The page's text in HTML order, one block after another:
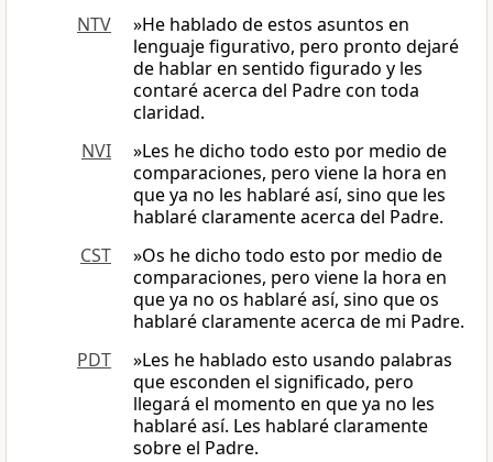
NTV
»He hablado de estos asuntos en
lenguaje figurativo, pero pronto dejaré
de hablar en sentido figurado y les
contaré acerca del Padre con toda
claridad.
NVI
»Les he dicho todo esto por medio de
comparaciones, pero viene la hora en
que ya no les hablaré así, sino que les
hablaré claramente acerca del Padre.
CST
»Os he dicho todo esto por medio de
comparaciones, pero viene la hora en
que ya no os hablaré así, sino que os
hablaré claramente acerca de mi Padre.
PDT
»Les he hablado esto usando palabras
que esconden el significado, pero
llegará el momento en que ya no les
hablaré así. Les hablaré claramente
sobre el Padre.